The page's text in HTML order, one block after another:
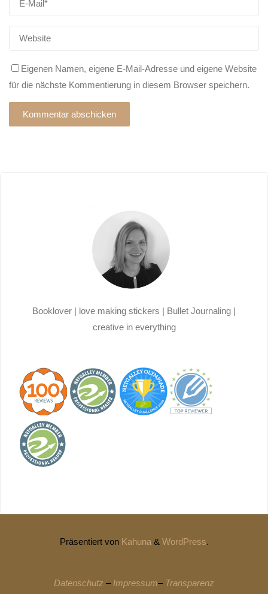
Eigenen Namen, eigene E-Mail-Adresse und eigene Website
für die nächste Kommentierung in diesem Browser speichern.
Booklover | love making stickers | Bullet Journaling |
creative in everything
Präsentiert vonKahuna & WordPress.
Datenschutz – Impressum– Transparenz